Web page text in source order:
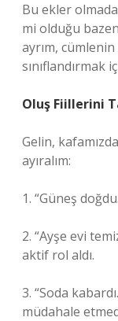
Bu ekler
mi olduğu
ayrım,
sınıflandırmak
Oluş Fiillerini
Gelin,
ayıralım:
1. “Güneş
2. “Ayşe evi
aktif rol aldı.
3. “Soda
müdahale